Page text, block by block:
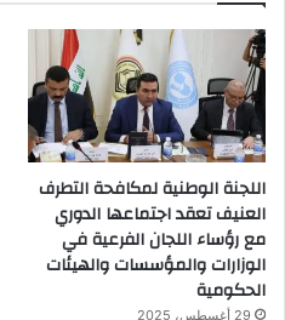
اللجنة الوطنية لمكافحة التطرف
العنيف تعقد اجتماعها الدوري
مع رؤساء اللجان الفرعية في
الوزارات والمؤسسات والهيئات
الحكومية
29 أغسطس، 2025